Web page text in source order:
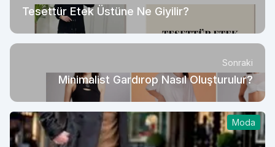
Tesettür Etek Üstüne Ne Giyilir?
Sonraki
Minimalist Gardırop Nasıl Oluşturulur?
Moda